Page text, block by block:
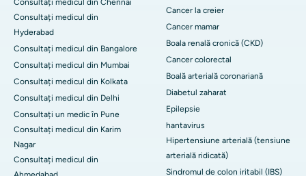
Consultați medicul din Chennai
Consultați medicul din
Hyderabad
Consultați medicul din Bangalore
Consultați medicul din Mumbai
Consultați medicul din Kolkata
Consultați medicul din Delhi
Consultați un medic în Pune
Consultați medicul din Karim
Nagar
Consultați medicul din
Cancer la creier
Cancer mamar
Boala renală cronică (CKD)
Cancer colorectal
Boală arterială coronariană
Diabetul zaharat
Epilepsie
hantavirus
Hipertensiune arterială (tensiune
arterială ridicată)
Sindromul de colon iritabil (IBS)